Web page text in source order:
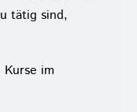
tätig sind,
im